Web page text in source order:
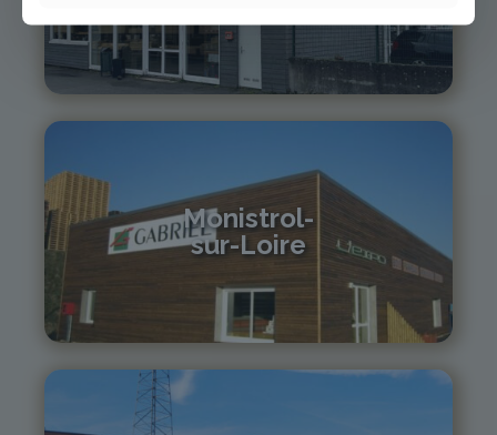
04 70 97 56 39
cusset@gabriel-sa.fr
Monistrol-
sur-Loire
monistrol@gabriel-sa.fr